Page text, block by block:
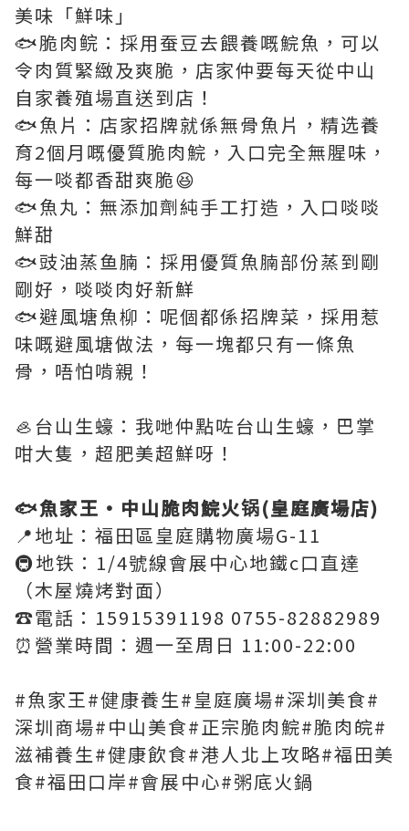
美味「鮮味」
🐟脆肉鲩：採用蚕豆去餵養嘅鯇魚，可以
令肉質緊緻及爽脆，店家仲要每天從中山
自家養殖場直送到店！
🐟魚片：店家招牌就係無骨魚片，精选養
育2個月嘅優質脆肉鯇，入口完全無腥味，
每一啖都香甜爽脆😆
🐟魚丸：無添加劑純手工打造，入口啖啖
鮮甜
🐟豉油蒸鱼腩：採用優質魚腩部份蒸到剛
剛好，啖啖肉好新鮮
🐟避風塘魚柳：呢個都係招牌菜，採用惹
味嘅避風塘做法，每一塊都只有一條魚
骨，唔怕啃親！
🦪台山生蠔：我哋仲點咗台山生蠔，巴掌
咁大隻，超肥美超鮮呀！
🐟魚家王·中山脆肉鯇火锅(皇庭廣場店)
📍地址：福田區皇庭購物廣場G-11
🚇地铁：1/4號線會展中心地鐵c口直達
（木屋燒烤對面）
☎️電話：15915391198 0755-82882989
⏰營業時間：週一至周日 11:00-22:00
#魚家王#健康養生#皇庭廣場#深圳美食#
深圳商場#中山美食#正宗脆肉鯇#脆肉皖#
滋補養生#健康飲食#港人北上攻略#福田美
食#福田口岸#會展中心#粥底火鍋